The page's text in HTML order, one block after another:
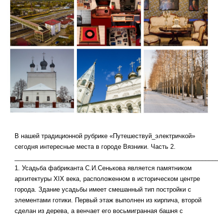
В нашей традиционной рубрике «Путешествуй_электричкой»
сегодня интересные места в городе Вязники. Часть 2.
1. Усадьба фабриканта С.И.Сенькова является памятником
архитектуры XIX века, расположенном в историческом центре
города. Здание усадьбы имеет смешанный тип постройки с
элементами готики. Первый этаж выполнен из кирпича, второй
сделан из дерева, а венчает его восьмигранная башня с